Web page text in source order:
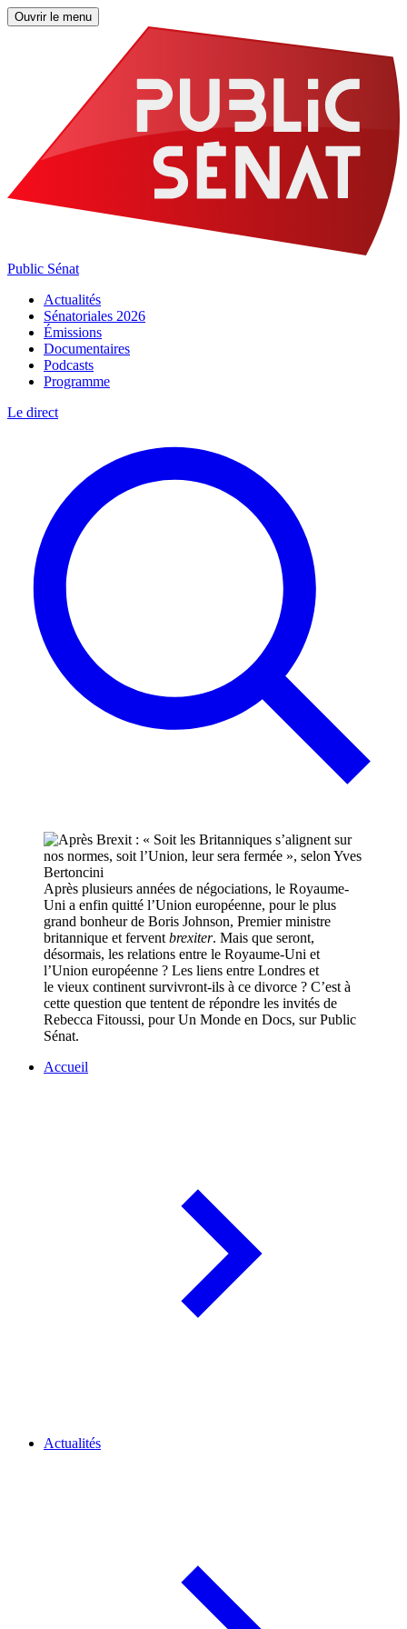
Ouvrir le menu
Public Sénat
Actualités
Sénatoriales 2026
Émissions
Documentaires
Podcasts
Programme
Le direct
Après plusieurs années de négociations, le Royaume-
Uni a enfin quitté l’Union européenne, pour le plus
grand bonheur de Boris Johnson, Premier ministre
britannique et fervent brexiter. Mais que seront,
désormais, les relations entre le Royaume-Uni et
l’Union européenne ? Les liens entre Londres et
le vieux continent survivront-ils à ce divorce ? C’est à
cette question que tentent de répondre les invités de
Rebecca Fitoussi, pour Un Monde en Docs, sur Public
Sénat.
Accueil
Actualités